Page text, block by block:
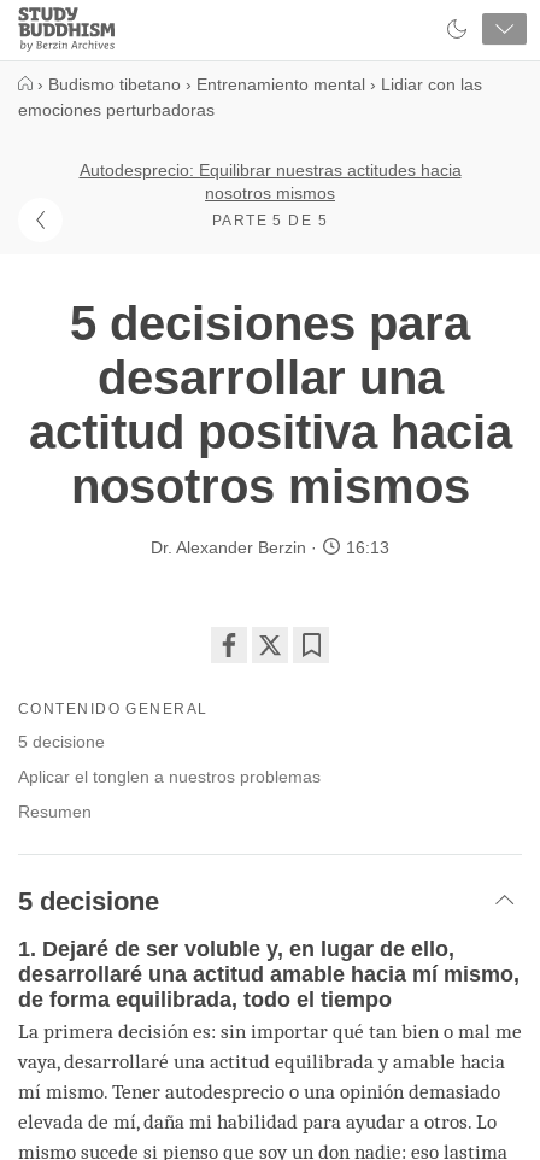
Close
Study
Buddhism
› Budismo tibetano › Entrenamiento mental › Lidiar con las
emociones perturbadoras
Autodesprecio: Equilibrar nuestras actitudes hacia
nosotros mismos
PARTE 5 DE 5
5 decisiones para
desarrollar una
actitud positiva hacia
nosotros mismos
Dr. Alexander Berzin 16:13
CONTENIDO GENERAL
5 decisione
Aplicar el tonglen a nuestros problemas
Resumen
5 decisione
1. Dejaré de ser voluble y, en lugar de ello,
desarrollaré una actitud amable hacia mí mismo,
de forma equilibrada, todo el tiempo
La primera decisión es: sin importar qué tan bien o mal me
vaya, desarrollaré una actitud equilibrada y amable hacia
mí mismo. Tener autodesprecio o una opinión demasiado
elevada de mí, daña mi habilidad para ayudar a otros. Lo
mismo sucede si pienso que soy un don nadie: eso lastima